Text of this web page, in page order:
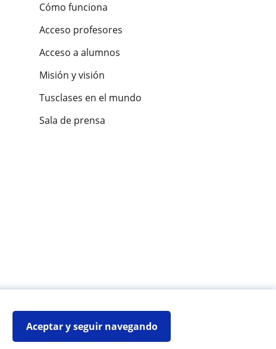
Aceptar y seguir navegando
Cómo funciona
Acceso profesores
Acceso a alumnos
Misión y visión
Tusclases en el mundo
Sala de prensa
Mapa web:Profesores particulares